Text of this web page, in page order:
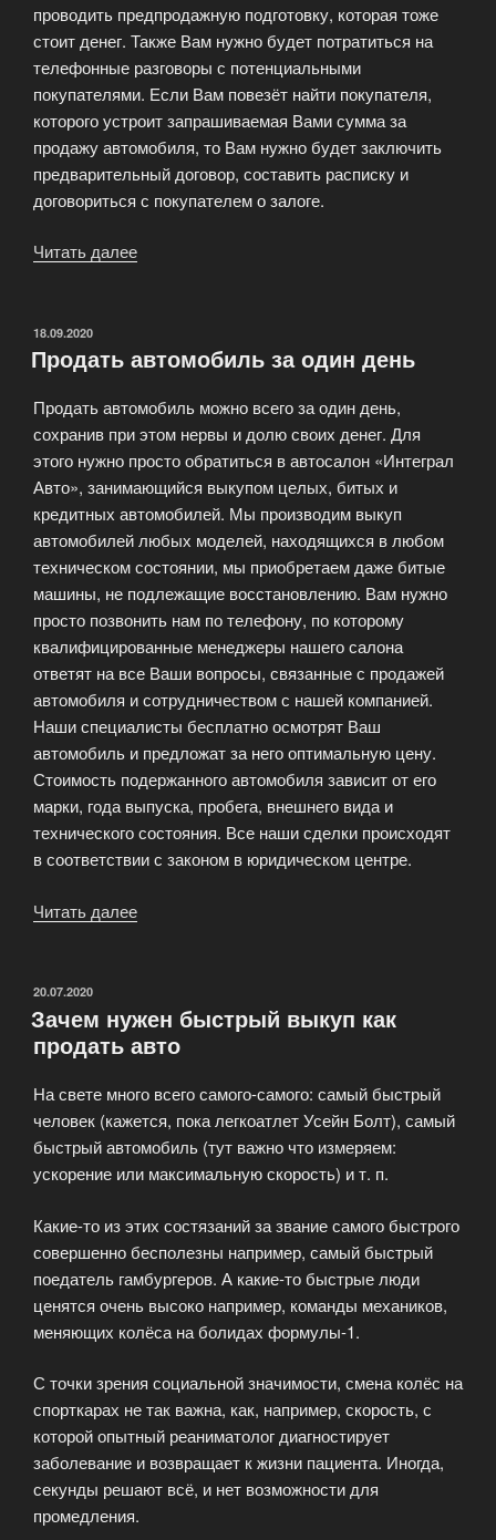
проводить предпродажную подготовку, которая тоже
стоит денег. Также Вам нужно будет потратиться на
телефонные разговоры с потенциальными
покупателями. Если Вам повезёт найти покупателя,
которого устроит запрашиваемая Вами сумма за
продажу автомобиля, то Вам нужно будет заключить
предварительный договор, составить расписку и
договориться с покупателем о залоге.
Читать далее
продать
ОПУБЛИКОВАНО
18.09.2020
Продать автомобиль за один день
Продать автомобиль можно всего за один день,
сохранив при этом нервы и долю своих денег. Для
этого нужно просто обратиться в автосалон «Интеграл
Авто», занимающийся выкупом целых, битых и
кредитных автомобилей. Мы производим выкуп
автомобилей любых моделей, находящихся в любом
техническом состоянии, мы приобретаем даже битые
машины, не подлежащие восстановлению. Вам нужно
просто позвонить нам по телефону, по которому
квалифицированные менеджеры нашего салона
ответят на все Ваши вопросы, связанные с продажей
автомобиля и сотрудничеством с нашей компанией.
Наши специалисты бесплатно осмотрят Ваш
автомобиль и предложат за него оптимальную цену.
Стоимость подержанного автомобиля зависит от его
марки, года выпуска, пробега, внешнего вида и
технического состояния. Все наши сделки происходят
в соответствии с законом в юридическом центре.
Читать далее
день»
ОПУБЛИКОВАНО
20.07.2020
Зачем нужен быстрый выкуп как
продать авто
На свете много всего самого-самого: самый быстрый
человек (кажется, пока легкоатлет Усейн Болт), самый
быстрый автомобиль (тут важно что измеряем:
ускорение или максимальную скорость) и т. п.
Какие-то из этих состязаний за звание самого быстрого
совершенно бесполезны например, самый быстрый
поедатель гамбургеров. А какие-то быстрые люди
ценятся очень высоко например, команды механиков,
меняющих колёса на болидах формулы-1.
С точки зрения социальной значимости, смена колёс на
спорткарах не так важна, как, например, скорость, с
которой опытный реаниматолог диагностирует
заболевание и возвращает к жизни пациента. Иногда,
секунды решают всё, и нет возможности для
промедления.